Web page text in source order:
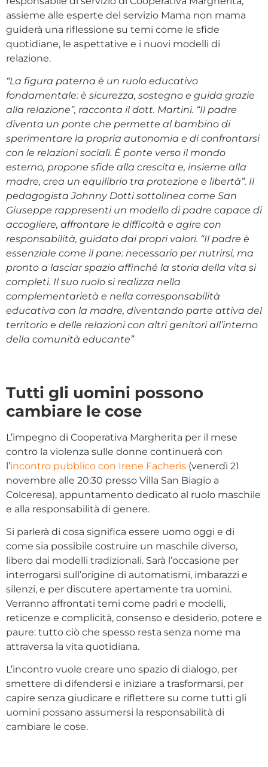
assieme alle esperte del servizio Mama non mama
guiderà una riflessione su temi come le sfide
quotidiane, le aspettative e i nuovi modelli di
relazione.
“La figura paterna è un ruolo educativo
fondamentale: è sicurezza, sostegno e guida grazie
alla relazione”, racconta il dott. Martini. “Il padre
diventa un ponte che permette al bambino di
sperimentare la propria autonomia e di confrontarsi
con le relazioni sociali. È ponte verso il mondo
esterno, propone sfide alla crescita e, insieme alla
madre, crea un equilibrio tra protezione e libertà”. Il
pedagogista Johnny Dotti sottolinea come San
Giuseppe rappresenti un modello di padre capace di
accogliere, affrontare le difficoltà e agire con
responsabilità, guidato dai propri valori. “Il padre è
essenziale come il pane: necessario per nutrirsi, ma
pronto a lasciar spazio affinché la storia della vita si
completi. Il suo ruolo si realizza nella
complementarietà e nella corresponsabilità
educativa con la madre, diventando parte attiva del
territorio e delle relazioni con altri genitori all’interno
della comunità educante”
Tutti gli uomini possono
cambiare le cose
L’impegno di Cooperativa Margherita per il mese
contro la violenza sulle donne continuerà con
l’incontro pubblico con Irene Facheris (venerdì 21
novembre alle 20:30 presso Villa San Biagio a
Colceresa), appuntamento dedicato al ruolo maschile
e alla responsabilità di genere.
Si parlerà di cosa significa essere uomo oggi e di
come sia possibile costruire un maschile diverso,
libero dai modelli tradizionali. Sarà l’occasione per
interrogarsi sull’origine di automatismi, imbarazzi e
silenzi, e per discutere apertamente tra uomini.
Verranno affrontati temi come padri e modelli,
reticenze e complicità, consenso e desiderio, potere e
paure: tutto ciò che spesso resta senza nome ma
attraversa la vita quotidiana.
L’incontro vuole creare uno spazio di dialogo, per
smettere di difendersi e iniziare a trasformarsi, per
capire senza giudicare e riflettere su come tutti gli
uomini possano assumersi la responsabilità di
cambiare le cose.